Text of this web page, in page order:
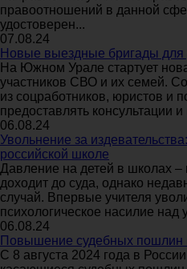
правоотношений в данной
удостоверен...
07.08.24
Новые выездные бригады для
На Южном Урале стартует
участников СВО и их семей.
из соцработников, юристов и
предоставлять консультации
06.08.24
Увольнение за
российской школе
Давление на детей в школах –
доходит до суда, однако
случай. Впервые учителя
психологическое насилие над
06.08.24
Повышение судебных пошлин
С 8 августа 2024 года в